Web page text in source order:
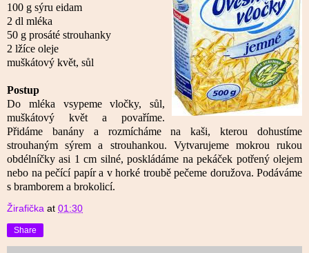
100 g sýru eidam
2 dl mléka
50 g prosáté strouhanky
2 lžíce oleje
muškátový květ, sůl
Postup
Do mléka vsypeme vločky, sůl,
muškátový květ a povaříme.
Přidáme banány a rozmícháme na kaši, kterou dohustíme
strouhaným sýrem a strouhankou. Vytvarujeme mokrou rukou
obdélníčky asi 1 cm silné, poskládáme na pekáček potřený olejem
nebo na pečící papír a v horké troubě pečeme doružova. Podáváme
s bramborem a brokolicí.
Žirafička at 01:30
Share